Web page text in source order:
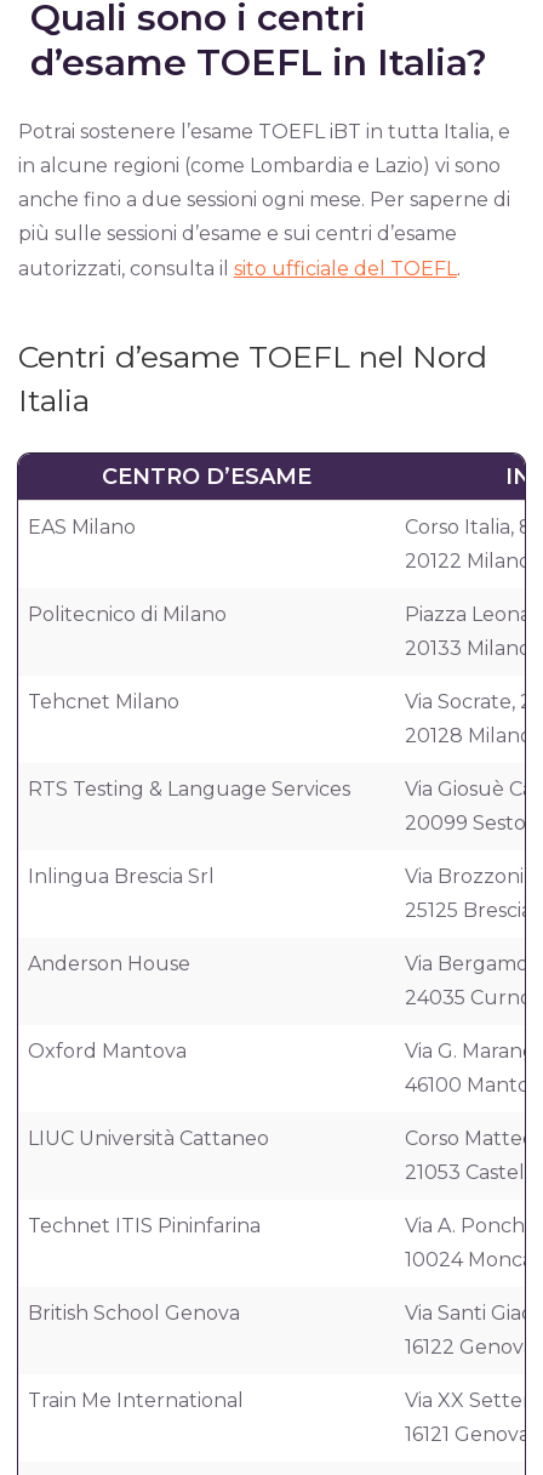
Quali sono i centri
d’esame TOEFL in Italia?
Potrai sostenere l’esame TOEFL iBT in tutta Italia, e
in alcune regioni (come Lombardia e Lazio) vi sono
anche fino a due sessioni ogni mese. Per saperne di
più sulle sessioni d’esame e sui centri d’esame
autorizzati, consulta il sito ufficiale del TOEFL.
Centri d’esame TOEFL nel Nord
Italia
CENTRO D’ESAME
EAS Milano
Corso Italia, 8
20122 Milano
Politecnico di Milano
Piazza
20133 Milano
Tehcnet Milano
Via Socrate, 26
20128 Milano
RTS Testing & Language Services
Via Giosuè
20099 Sesto
Inlingua Brescia Srl
Via Brozzoni,
25125 Brescia
Anderson House
Via Bergamo,
24035 Curno
Oxford Mantova
Via G.
46100
LIUC Università Cattaneo
Corso
21053
Technet ITIS Pininfarina
Via A.
10024
British School Genova
Via Santi
16122 Genova
Train Me International
Via XX
16121 Genova